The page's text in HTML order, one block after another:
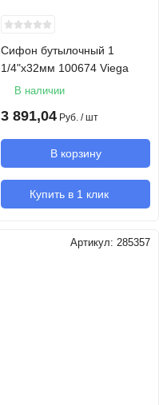
Сифон бутылочный 1
1/4"х32мм 100674 Viega
В наличии
3 891,04 Руб. / шт
В корзину
Купить в 1 клик
Артикул: 285357